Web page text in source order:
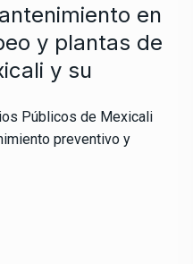
en
y plantas de
y su
Públicos de Mexicali
preventivo y